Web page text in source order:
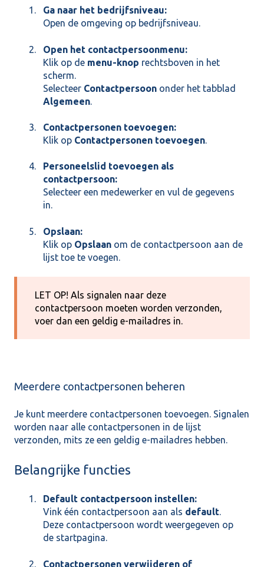
Ga naar het bedrijfsniveau:
Open de omgeving op bedrijfsniveau.
Open het contactpersoonmenu:
Klik op de menu-knop rechtsboven in het
scherm.
Selecteer Contactpersoon onder het tabblad
Algemeen.
Contactpersonen toevoegen:
Klik op Contactpersonen toevoegen.
Personeelslid toevoegen als
contactpersoon:
Selecteer een medewerker en vul de gegevens
in.
Opslaan:
Klik op Opslaan om de contactpersoon aan de
lijst toe te voegen.
LET OP! Als signalen naar deze
contactpersoon moeten worden verzonden,
voer dan een geldig e-mailadres in.
Meerdere contactpersonen beheren
Je kunt meerdere contactpersonen toevoegen. Signalen
worden naar alle contactpersonen in de lijst
verzonden, mits ze een geldig e-mailadres hebben.
Belangrijke functies
Default contactpersoon instellen:
Vink één contactpersoon aan als default.
Deze contactpersoon wordt weergegeven op
de startpagina.
Contactpersonen verwijderen of